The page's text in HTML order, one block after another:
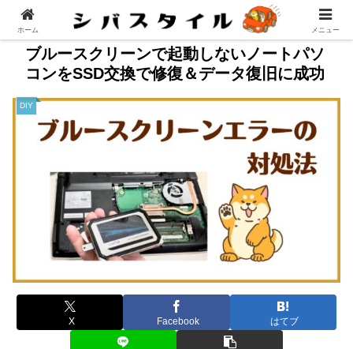
ブルースクリーンで起動しないノートパソ
コンをSSD交換で修復＆データ復旧に成功
DIY
X Facebook はてブ
ホーム メニュー